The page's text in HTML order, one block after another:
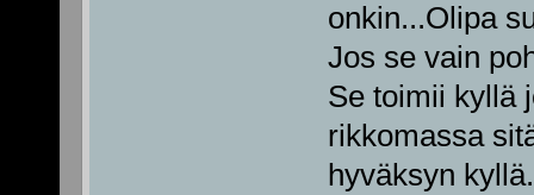
onkin...Olipa
Jos se vain
Se toimii kyllä
rikkomassa
hyväksyn